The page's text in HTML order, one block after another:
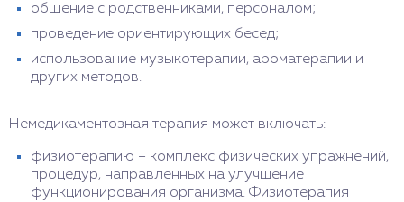
общение с родственниками, персоналом;
проведение ориентирующих бесед;
использование музыкотерапии, ароматерапии и
других методов.
Немедикаментозная терапия может включать:
физиотерапию – комплекс физических упражнений,
процедур, направленных на улучшение
функционирования организма. Физиотерапия